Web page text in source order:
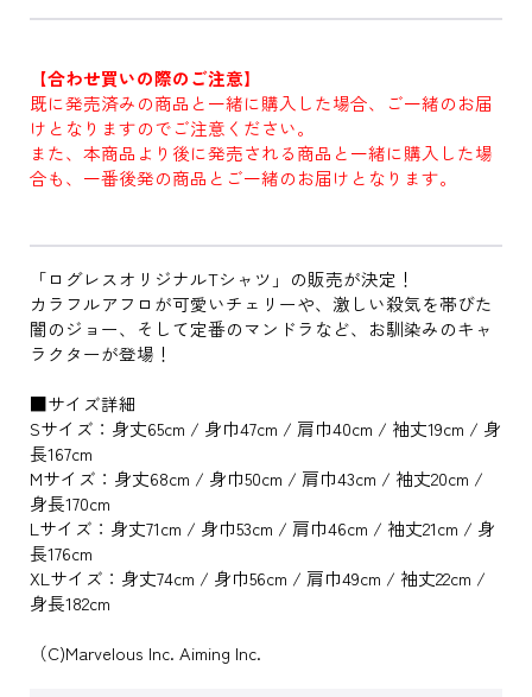
【合わせ買いの際のご注意】
既に発売済みの商品と一緒に購入した場合、ご一緒のお届
けとなりますのでご注意ください。
また、本商品より後に発売される商品と一緒に購入した場
合も、一番後発の商品とご一緒のお届けとなります。
「ログレスオリジナルTシャツ」の販売が決定！
カラフルアフロが可愛いチェリーや、激しい殺気を帯びた
闇のジョー、そして定番のマンドラなど、お馴染みのキャ
ラクターが登場！
■サイズ詳細
Sサイズ：身丈65cm / 身巾47cm / 肩巾40cm / 袖丈19cm / 身
長167cm
Mサイズ：身丈68cm / 身巾50cm / 肩巾43cm / 袖丈20cm /
身長170cm
Lサイズ：身丈71cm / 身巾53cm / 肩巾46cm / 袖丈21cm / 身
長176cm
XLサイズ：身丈74cm / 身巾56cm / 肩巾49cm / 袖丈22cm /
身長182cm
（C)Marvelous Inc. Aiming Inc.